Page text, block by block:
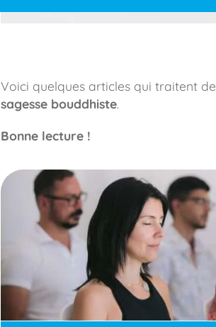
Voici quelques articles qui traitent de
sagesse bouddhiste.
Bonne lecture !